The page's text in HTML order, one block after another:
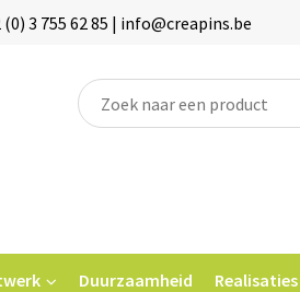
3 755 62 85 | info@creapins.be
Duurzaamheid Realisaties